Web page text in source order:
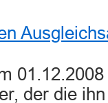
der die